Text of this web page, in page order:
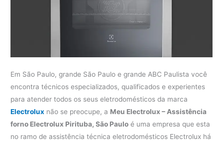
Em São Paulo, grande São Paulo e grande ABC Paulista você
encontra técnicos especializados, qualificados e experientes
para atender todos os seus eletrodomésticos da marca
Electrolux não se preocupe, a Meu Electrolux – Assistência
forno Electrolux Pirituba, São Paulo é uma empresa que esta
no ramo de assistência técnica eletrodomésticos Electrolux há